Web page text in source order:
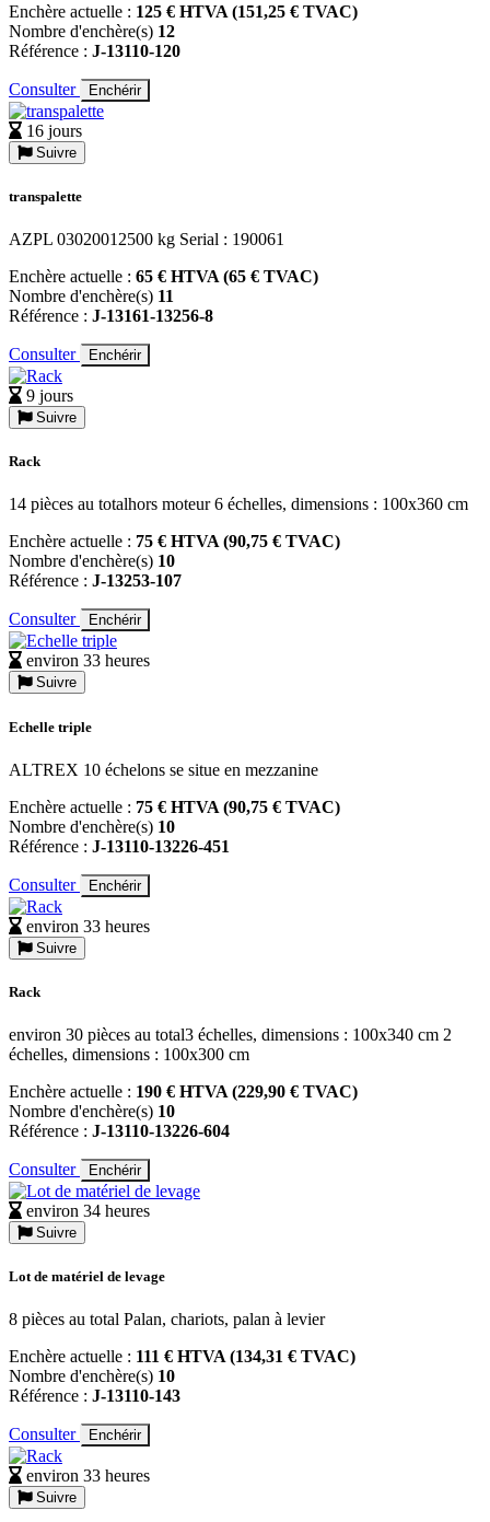
Enchère actuelle : 125 € HTVA (151,25 € TVAC)
Nombre d'enchère(s) 12
Référence : J-13110-120
Consulter Enchérir
16 jours
Suivre
transpalette
AZPL 03020012500 kg Serial : 190061
Enchère actuelle : 65 € HTVA (65 € TVAC)
Nombre d'enchère(s) 11
Référence : J-13161-13256-8
Consulter Enchérir
9 jours
Suivre
Rack
14 pièces au totalhors moteur 6 échelles, dimensions : 100x360 cm
Enchère actuelle : 75 € HTVA (90,75 € TVAC)
Nombre d'enchère(s) 10
Référence : J-13253-107
Consulter Enchérir
environ 33 heures
Suivre
Echelle triple
ALTREX 10 échelons se situe en mezzanine
Enchère actuelle : 75 € HTVA (90,75 € TVAC)
Nombre d'enchère(s) 10
Référence : J-13110-13226-451
Consulter Enchérir
environ 33 heures
Suivre
Rack
environ 30 pièces au total3 échelles, dimensions : 100x340 cm 2
échelles, dimensions : 100x300 cm
Enchère actuelle : 190 € HTVA (229,90 € TVAC)
Nombre d'enchère(s) 10
Référence : J-13110-13226-604
Consulter Enchérir
environ 34 heures
Suivre
Lot de matériel de levage
8 pièces au total Palan, chariots, palan à levier
Enchère actuelle : 111 € HTVA (134,31 € TVAC)
Nombre d'enchère(s) 10
Référence : J-13110-143
Consulter Enchérir
environ 33 heures
Suivre